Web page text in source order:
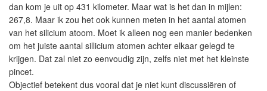
dan kom je uit op 431 kilometer. Maar wat is het dan in mijlen:
267,8. Maar ik zou het ook kunnen meten in het aantal atomen
van het silicium atoom. Moet ik alleen nog een manier bedenken
om het juiste aantal sillicium atomen achter elkaar gelegd te
krijgen. Dat zal niet zo eenvoudig zijn, zelfs niet met het kleinste
pincet.
Objectief betekent dus vooral dat je niet kunt discussiëren of